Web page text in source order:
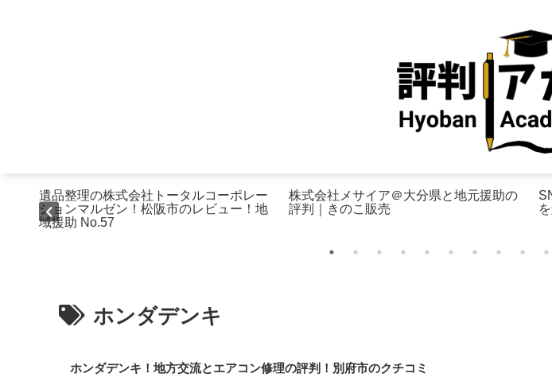
遺品整理の株式会社トータルコーポレー
ションマルゼン！松阪市のレビュー！地
域援助 No.57
株式会社メサイア＠大分県と地元援助の
評判｜きのこ販売
ホンダデンキ
ホンダデンキ！地方交流とエアコン修理の評判！別府市のクチコミ